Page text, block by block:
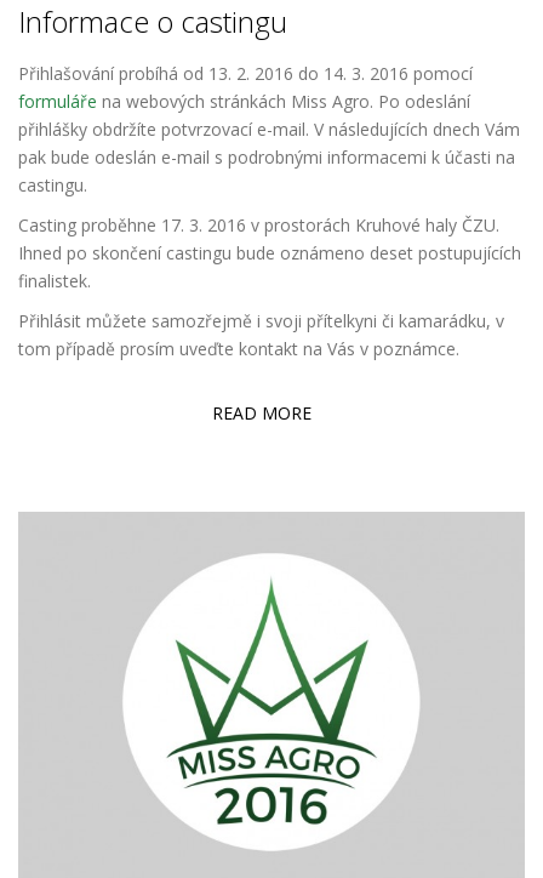
Informace o castingu
Přihlašování probíhá od 13. 2. 2016 do 14. 3. 2016 pomocí
formuláře na webových stránkách Miss Agro. Po odeslání
přihlášky obdržíte potvrzovací e-mail. V následujících dnech Vám
pak bude odeslán e-mail s podrobnými informacemi k účasti na
castingu.
Casting proběhne 17. 3. 2016 v prostorách Kruhové haly ČZU.
Ihned po skončení castingu bude oznámeno deset postupujících
finalistek.
Přihlásit můžete samozřejmě i svoji přítelkyni či kamarádku, v
tom případě prosím uveďte kontakt na Vás v poznámce.
READ MORE